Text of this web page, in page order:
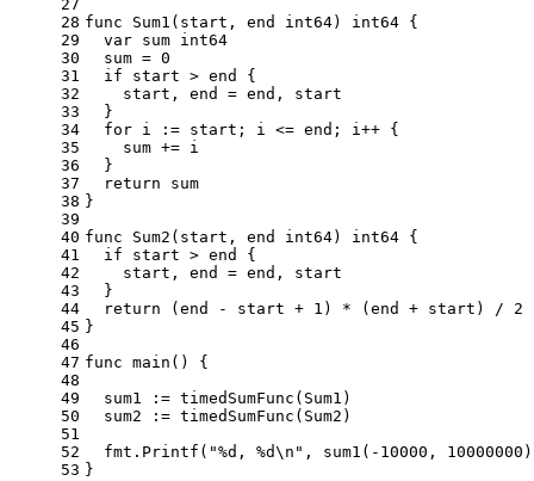
27
28
29
30
31
32
33
34
35
36
37
38
39
40
41
42
43
44
45
46
47
48
49
50
51
52
53
func
Sum1 (start, end int64) int64 {
var sum int64
  sum =
0
if start > end {
    start, end = end, start
  }
for i := start; i <= end; i++ {
    sum += i
  }
return sum
}
func
Sum2 (start, end int64) int64 {
if start > end {
    start, end = end, start
  }
return (end - start + 1 ) * (end + start) / 2
}
func main ()
{
  sum1 := timedSumFunc(Sum1)
  sum2 := timedSumFunc(Sum2)
  fmt.Printf(
"%d, %d\n" , sum1( -10000 , 10000000
}